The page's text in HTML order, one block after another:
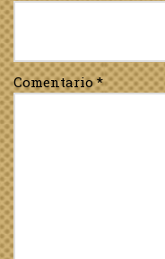
Comentario*